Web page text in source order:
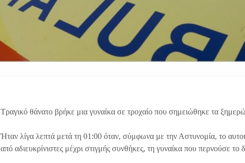
Τραγικό θάνατο βρήκε μια γυναίκα σε τροχαίο που σημειώθηκε τα
Ήταν λίγα λεπτά μετά τη 01:00 όταν, σύμφωνα με την Αστυνομία, το
από αδιευκρίνιστες μέχρι στιγμής συνθήκες, τη γυναίκα που περνούσε το